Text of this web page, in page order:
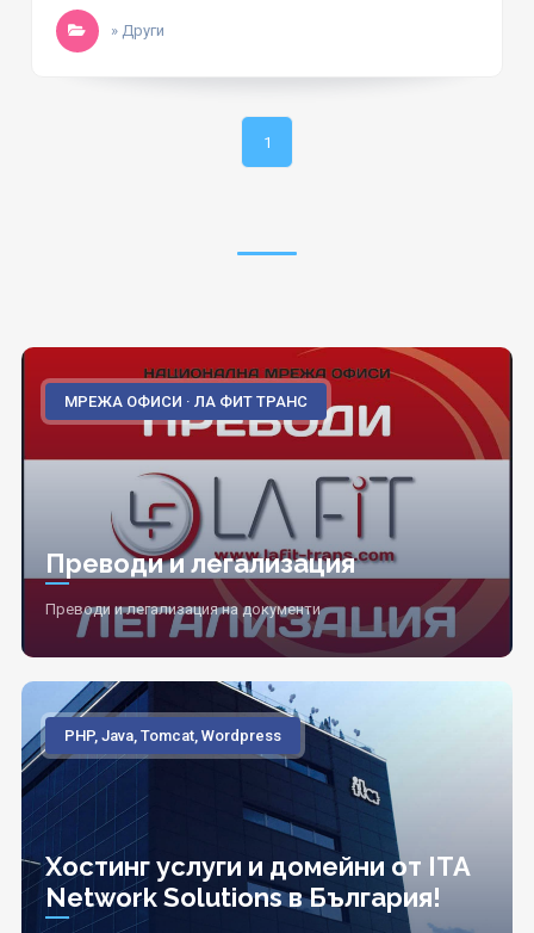
» Други
1
МРЕЖА ОФИСИ · ЛА ФИТ ТРАНС
Преводи и легализация
Преводи и легализация на документи
PHP, Java, Tomcat, Wordpress
Хостинг услуги и домейни от ITA
Network Solutions в България!